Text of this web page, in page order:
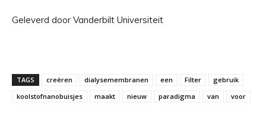
Geleverd door Vanderbilt Universiteit
TAGS creëren dialysemembranen een Filter
gebruik
koolstofnanobuisjes
maakt nieuw paradigma van voor